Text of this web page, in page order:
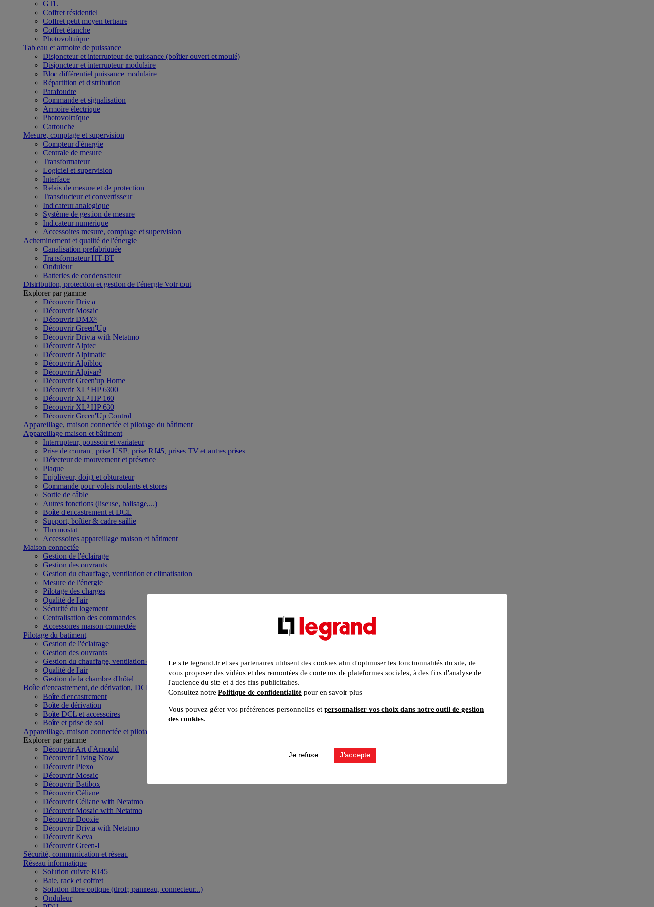
GTL
Coffret résidentiel
Coffret petit moyen tertiaire
Coffret étanche
Photovoltaïque
Tableau et armoire de puissance
Disjoncteur et interrupteur de puissance (boîtier ouvert et moulé)
Disjoncteur et interrupteur modulaire
Bloc différentiel puissance modulaire
Répartition et distribution
Parafoudre
Commande et signalisation
Armoire électrique
Photovoltaïque
Cartouche
Mesure, comptage et supervision
Compteur d'énergie
Centrale de mesure
Transformateur
Logiciel et supervision
Interface
Relais de mesure et de protection
Transducteur et convertisseur
Indicateur analogique
Système de gestion de mesure
Indicateur numérique
Accessoires mesure, comptage et supervision
Acheminement et qualité de l'énergie
Canalisation préfabriquée
Transformateur HT-BT
Onduleur
Batteries de condensateur
Distribution, protection et gestion de l'énergie Voir tout
Explorer par gamme
Découvrir Drivia
Découvrir Mosaic
Découvrir DMX³
Découvrir Green'Up
Découvrir Drivia with Netatmo
Découvrir Alptec
Découvrir Alpimatic
Découvrir Alpibloc
Découvrir Alpivar³
Découvrir Green'up Home
Découvrir XL³ HP 6300
Découvrir XL³ HP 160
Découvrir XL³ HP 630
Découvrir Green'Up Control
Appareillage, maison connectée et pilotage du bâtiment
Appareillage maison et bâtiment
Interrupteur, poussoir et variateur
Prise de courant, prise USB, prise RJ45, prises TV et autres prises
Détecteur de mouvement et présence
Plaque
Enjoliveur, doigt et obturateur
Commande pour volets roulants et stores
Sortie de câble
Autres fonctions (liseuse, balisage,...)
Boîte d'encastrement et DCL
Support, boîtier & cadre saillie
Thermostat
Accessoires appareillage maison et bâtiment
Maison connectée
Gestion de l'éclairage
Gestion des ouvrants
Gestion du chauffage, ventilation et climatisation
Mesure de l'énergie
Pilotage des charges
Qualité de l'air
Sécurité du logement
Centralisation des commandes
Accessoires maison connectée
Pilotage du batiment
Gestion de l'éclairage
Gestion des ouvrants
Gestion du chauffage, ventilation et climatisation
Qualité de l'air
Gestion de la chambre d'hôtel
Boîte d'encastrement, de dérivation, DCL et boîte de sol
Boîte d'encastrement
Boîte de dérivation
Boîte DCL et accessoires
Boîte et prise de sol
Appareillage, maison connectée et pilotage du bâtiment
Explorer par gamme
Découvrir Art d'Arnould
Découvrir Living Now
Découvrir Plexo
Découvrir Mosaic
Découvrir Batibox
Découvrir Céliane
Découvrir Céliane with Netatmo
Découvrir Mosaic with Netatmo
Découvrir Dooxie
Découvrir Drivia with Netatmo
Découvrir Keva
Découvrir Green-I
Sécurité, communication et réseau
Réseau informatique
Solution cuivre RJ45
Baie, rack et coffret
Solution fibre optique (tiroir, panneau, connecteur...)
Onduleur
Le site legrand.fr et ses partenaires utilisent des cookies afin d'optimiser les fonctionnalités du site, de
vous proposer des vidéos et des remontées de contenus de plateformes sociales, à des fins d'analyse de
l'audience du site et à des fins publicitaires.
Consultez notre Politique de confidentialité pour en savoir plus.
Vous pouvez gérer vos préférences personnelles et personnaliser vos choix dans notre outil de gestion
des cookies.
Je refuse J'accepte